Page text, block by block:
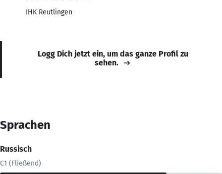
IHK Reutlingen
Logg Dich jetzt ein, um das ganze Profil zu
sehen.
Sprachen
Russisch
C1 (Fließend)